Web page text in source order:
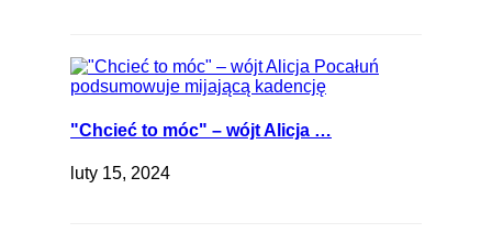
"Chcieć to móc" – wójt Alicja …
luty 15, 2024